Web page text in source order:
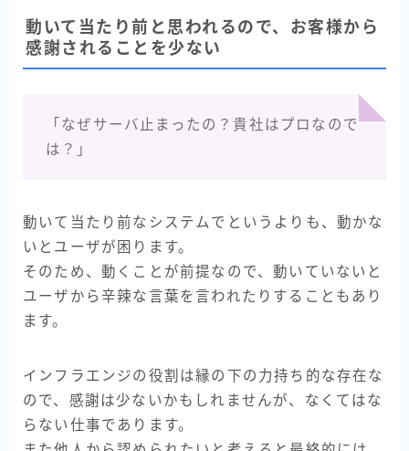
動いて当たり前と思われるので、お客様から
感謝されることを少ない
「なぜサーバ止まったの？貴社はプロなので
は？」
動いて当たり前なシステムでというよりも、動かな
いとユーザが困ります。
そのため、動くことが前提なので、動いていないと
ユーザから辛辣な言葉を言われたりすることもあり
ます。
インフラエンジの役割は縁の下の力持ち的な存在な
ので、感謝は少ないかもしれませんが、なくてはな
らない仕事であります。